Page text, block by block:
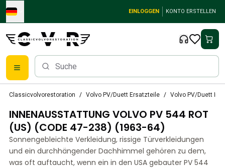
Skip to main content
EINLOGGEN KONTO ERSTELLEN
Volvo PV/Duett Ersatzteile
Volvo PV/Duett-Bremsanlage
Volvo PV/Duett Kraftstoff-/Auspuffanlage
Volvo PV/Duett Elektrische Ausrüstung
Volvo PV/Duett Vorderradaufhängung
Classicvolvorestoration Volvo PV/Duett Ersatzteile Volvo PV/Duett
INNENAUSSTATTUNG VOLVO PV 544 ROT
(US) (CODE 47-238) (1963-64)
Sonnengebleichte Verkleidung, rissige Türverkleidungen
und ein durchhängender Dachhimmel gehören zu dem,
was oft auftaucht, wenn ein in den USA gebauter PV 544